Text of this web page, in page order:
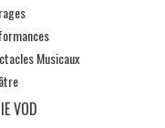
Musicaux
VOD